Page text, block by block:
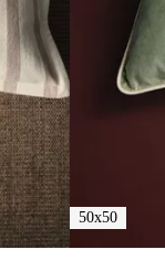
50x50